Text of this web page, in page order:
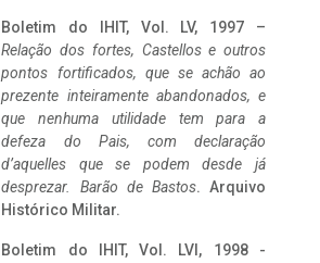
Boletim do IHIT, Vol. LV, 1997 –
Relação dos fortes, Castellos e outros
pontos fortificados, que se achão ao
prezente inteiramente abandonados, e
que nenhuma utilidade tem para a
defeza do Pais, com declaração
d’aquelles que se podem desde já
desprezar. Barão de Bastos. Arquivo
Histórico Militar.
Boletim do IHIT, Vol. LVI, 1998 -